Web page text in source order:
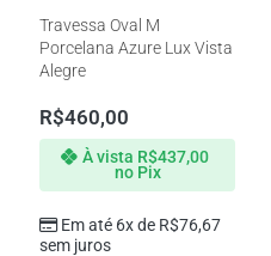
Travessa Oval M
Porcelana Azure Lux Vista
Alegre
R$460,00
Em até 6x de R$76,67
sem juros
À vista R$437,00
no Pix